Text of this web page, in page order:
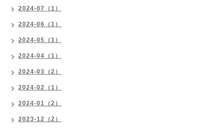
2024-07（1）
2024-06（1）
2024-05（1）
2024-04（1）
2024-03（2）
2024-02（1）
2024-01（2）
2023-12（2）